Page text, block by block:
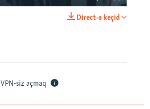
Direct-ə keçid
VPN-siz açmaq